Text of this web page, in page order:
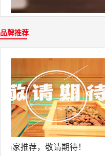
品牌推荐
暂无商家推荐，敬请期待！